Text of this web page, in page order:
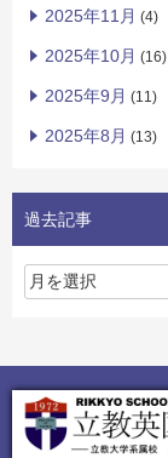
2025年11月 (4)
2025年10月 (16)
2025年9月 (11)
2025年8月 (13)
過去記事